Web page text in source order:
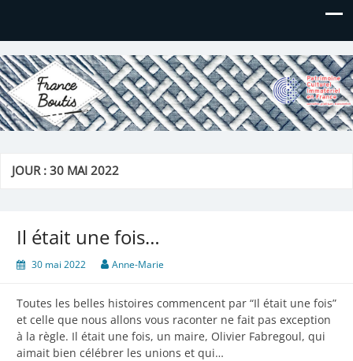
France Boutis
Le site de France Boutis
JOUR :30 MAI 2022
Il était une fois…
30 mai 2022 Anne-Marie
Toutes les belles histoires commencent par “Il était une fois”
et celle que nous allons vous raconter ne fait pas exception
à la règle. Il était une fois, un maire, Olivier Fabregoul, qui
aimait bien célébrer les unions et qui…